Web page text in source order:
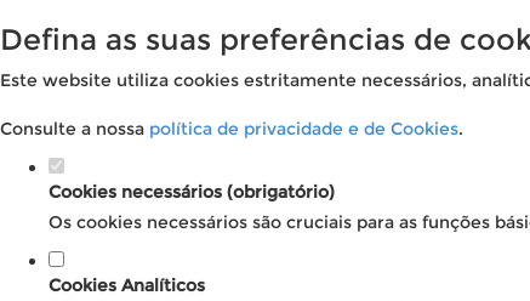
Defina as suas preferências de
Este website utiliza cookies estritamente necessários,
Consulte a nossa política de privacidade e de Cookies.
Cookies necessários (obrigatório)
Os cookies necessários são cruciais para as funções
Cookies Analíticos